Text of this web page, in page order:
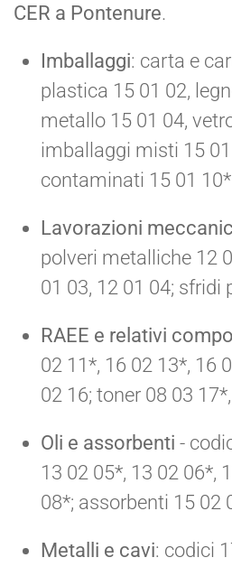
CER a Pontenure.
Imballaggi: carta e
plastica 15 01 02,
metallo 15 01 04,
imballaggi misti 15
contaminati 15 01
Lavorazioni
polveri metalliche 12
01 03, 12 01 04; sfridi
RAEE e relativi
02 11*, 16 02 13*, 16
02 16; toner 08 03
Oli e assorbenti -
13 02 05*, 13 02 06*,
08*; assorbenti 15 02
Metalli e cavi: codici